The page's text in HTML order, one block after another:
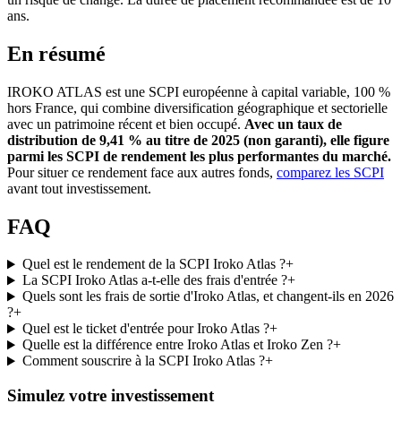
ans.
En résumé
IROKO ATLAS est une SCPI européenne à capital variable, 100 %
hors France, qui combine diversification géographique et sectorielle
avec un patrimoine récent et bien occupé. Avec un taux de
distribution de 9,41 % au titre de 2025 (non garanti), elle figure
parmi les SCPI de rendement les plus performantes du marché.
Pour situer ce rendement face aux autres fonds, comparez les SCPI
avant tout investissement.
FAQ
Quel est le rendement de la SCPI Iroko Atlas ?+
La SCPI Iroko Atlas a-t-elle des frais d'entrée ?+
Quels sont les frais de sortie d'Iroko Atlas, et changent-ils en 2026
?+
Quel est le ticket d'entrée pour Iroko Atlas ?+
Quelle est la différence entre Iroko Atlas et Iroko Zen ?+
Comment souscrire à la SCPI Iroko Atlas ?+
Simulez votre investissement